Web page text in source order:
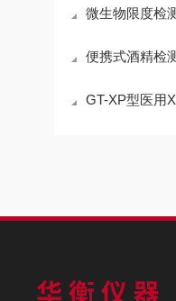
微生物限度检测装
便携式酒精检测仪在
GT-XP型医用